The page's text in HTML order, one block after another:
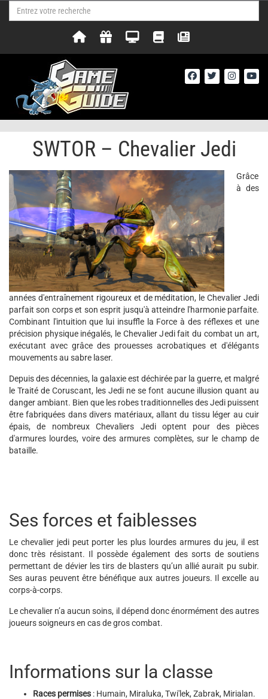
SWTOR – Chevalier Jedi
Grâce
à des
années d'entraînement rigoureux et de méditation, le Chevalier Jedi
parfait son corps et son esprit jusqu'à atteindre l'harmonie parfaite.
Combinant l'intuition que lui insuffle la Force à des réflexes et une
précision physique inégalés, le Chevalier Jedi fait du combat un art,
exécutant avec grâce des prouesses acrobatiques et d'élégants
mouvements au sabre laser.
Depuis des décennies, la galaxie est déchirée par la guerre, et malgré
le Traité de Coruscant, les Jedi ne se font aucune illusion quant au
danger ambiant. Bien que les robes traditionnelles des Jedi puissent
être fabriquées dans divers matériaux, allant du tissu léger au cuir
épais, de nombreux Chevaliers Jedi optent pour des pièces
d'armures lourdes, voire des armures complètes, sur le champ de
bataille.
Ses forces et faiblesses
Le chevalier jedi peut porter les plus lourdes armures du jeu, il est
donc très résistant. Il possède également des sorts de soutiens
permettant de dévier les tirs de blasters qu’un allié aurait pu subir.
Ses auras peuvent être bénéfique aux autres joueurs. Il excelle au
corps-à-corps.
Le chevalier n’a aucun soins, il dépend donc énormément des autres
joueurs soigneurs en cas de gros combat.
Informations sur la classe
Races permises : Humain, Miraluka, Twi'lek, Zabrak, Mirialan.